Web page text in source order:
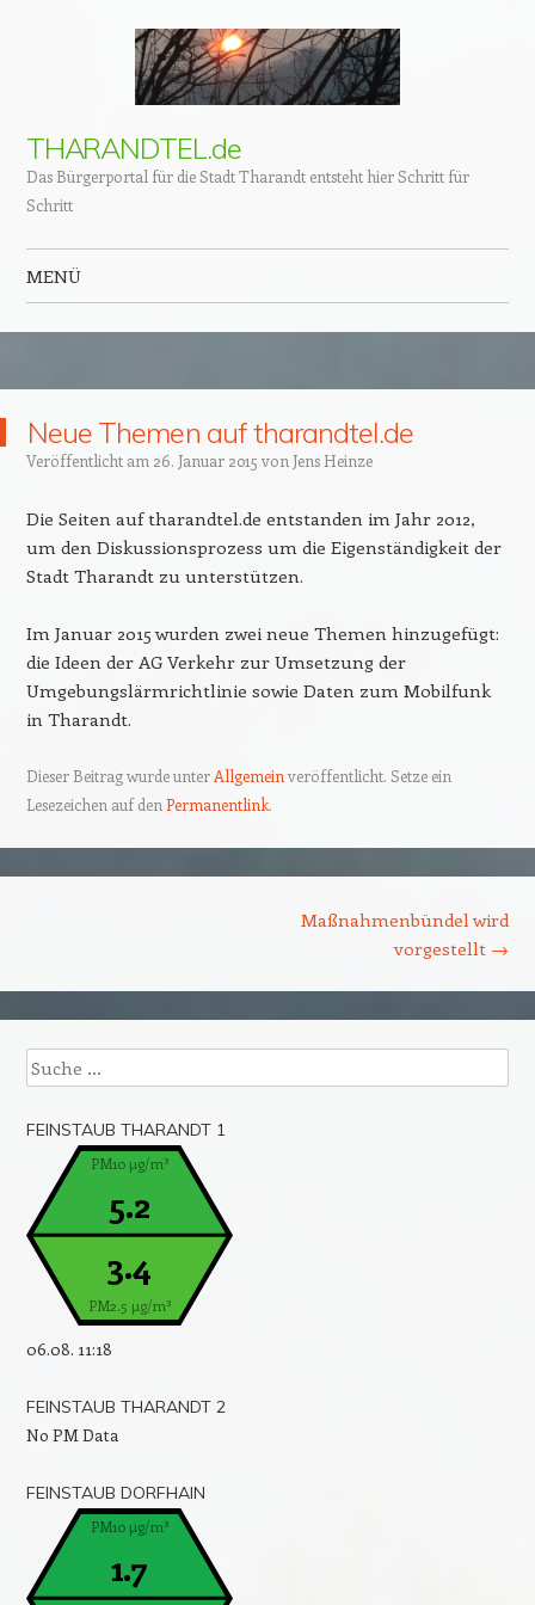
THARANDTEL.de
Das Bürgerportal für die Stadt Tharandt entsteht hier Schritt für
Schritt
MENÜ
Neue Themen auf tharandtel.de
Veröffentlicht am 26. Januar 2015 von Jens Heinze
Die Seiten auf tharandtel.de entstanden im Jahr 2012,
um den Diskussionsprozess um die Eigenständigkeit der
Stadt Tharandt zu unterstützen.
Im Januar 2015 wurden zwei neue Themen hinzugefügt:
die Ideen der AG Verkehr zur Umsetzung der
Umgebungslärmrichtlinie sowie Daten zum Mobilfunk
in Tharandt.
Dieser Beitrag wurde unter Allgemein veröffentlicht. Setze ein
Lesezeichen auf den Permanentlink.
Maßnahmenbündel wird
vorgestellt →
Suche
FEINSTAUB THARANDT 1
PM10 µg/m³
PM2.5 µg/m³
5.2
3.4
06.08. 11:18
FEINSTAUB THARANDT 2
No PM Data
FEINSTAUB DORFHAIN
PM10 µg/m³
1.7